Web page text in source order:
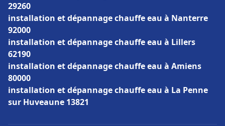
29260
installation et dépannage chauffe eau à Nanterre
92000
installation et dépannage chauffe eau à Lillers
62190
installation et dépannage chauffe eau à Amiens
80000
installation et dépannage chauffe eau à La Penne
sur Huveaune 13821